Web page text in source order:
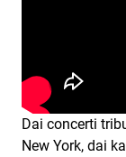
Dai concerti
New York, dai